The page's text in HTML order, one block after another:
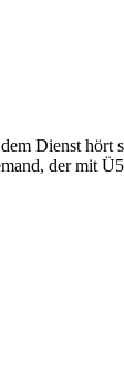
Dienst
der mit